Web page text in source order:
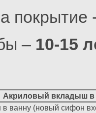
покрытие
– 10-15
Акриловый вкладыш в
ванну (новый сифон